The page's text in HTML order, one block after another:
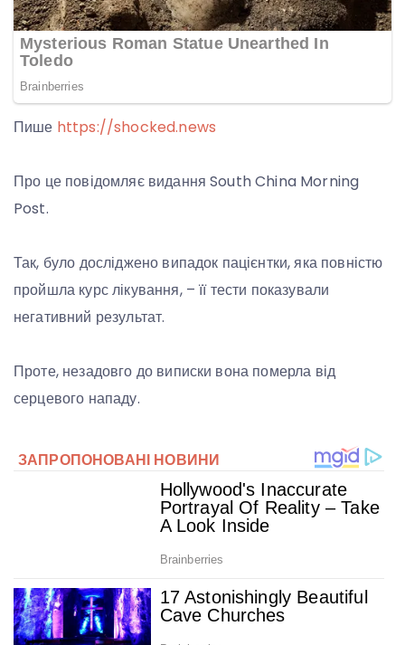
Пише https://shocked.news
Про це повідомляє видання South China Morning
Post.
Так, було досліджено випадок пацієнтки, яка повністю
пройшла курс лікування, – її тести показували
негативний результат.
Проте, незадовго до виписки вона померла від
серцевого нападу.